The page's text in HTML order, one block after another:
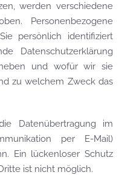
werden verschiedene
Personenbezogene
persönlich identifiziert
Datenschutzerklärung
und wofür wir sie
zu welchem Zweck das
Datenübertragung im
per E-Mail)
Ein lückenloser Schutz
ist nicht möglich.